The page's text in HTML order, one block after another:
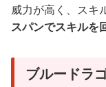
威力が高く、スキ
スパンでスキルを
ブルードラ